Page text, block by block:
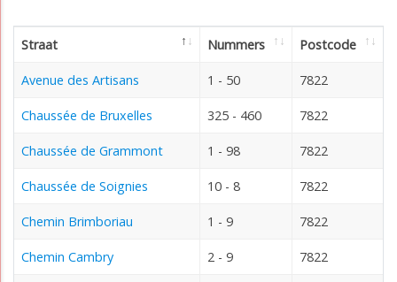
Straat Nummers Postcode
Avenue des Artisans 1 - 50 7822
Chaussée de Bruxelles 325 - 460 7822
Chaussée de Grammont 1 - 98 7822
Chaussée de Soignies 10 - 8 7822
Chemin Brimboriau 1 - 9 7822
Chemin Cambry 2 - 9 7822